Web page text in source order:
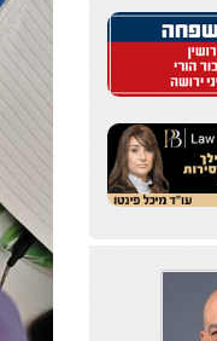
פשיעה
תנועה